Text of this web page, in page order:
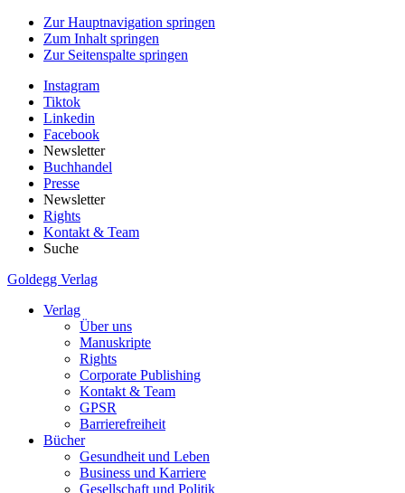
Zur Hauptnavigation springen
Zum Inhalt springen
Zur Seitenspalte springen
Instagram
Tiktok
Linkedin
Facebook
Newsletter
Buchhandel
Presse
Newsletter
Rights
Kontakt & Team
Suche
Goldegg Verlag
Verlag
Über uns
Manuskripte
Rights
Corporate Publishing
Kontakt & Team
GPSR
Barrierefreiheit
Bücher
Gesundheit und Leben
Business und Karriere
Gesellschaft und Politik